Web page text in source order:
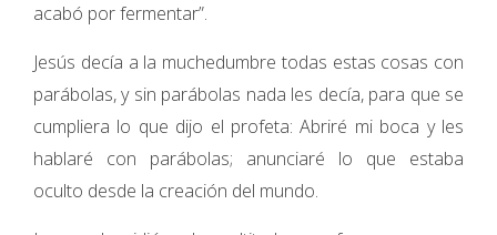
acabó por fermentar”.
Jesús decía a la muchedumbre todas estas cosas con
parábolas, y sin parábolas nada les decía, para que se
cumpliera lo que dijo el profeta: Abriré mi boca y les
hablaré con parábolas; anunciaré lo que estaba
oculto desde la creación del mundo.